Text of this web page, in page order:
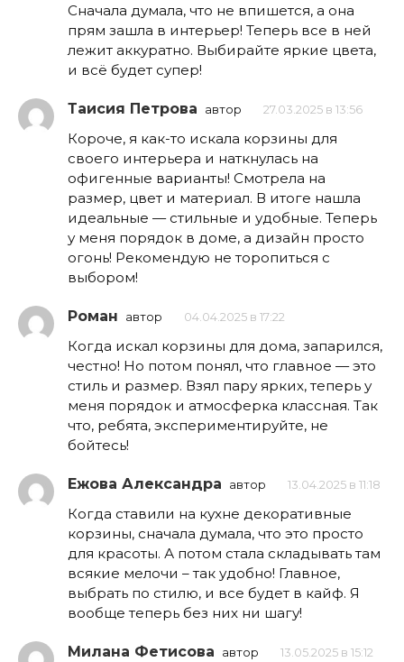
Сначала думала, что не впишется, а она
прям зашла в интерьер! Теперь все в ней
лежит аккуратно. Выбирайте яркие цвета,
и всё будет супер!
Таисия Петрова автор 27.03.2025 в 13:56
Короче, я как-то искала корзины для
своего интерьера и наткнулась на
офигенные варианты! Смотрела на
размер, цвет и материал. В итоге нашла
идеальные — стильные и удобные. Теперь
у меня порядок в доме, а дизайн просто
огонь! Рекомендую не торопиться с
выбором!
Роман автор 04.04.2025 в 17:22
Когда искал корзины для дома, запарился,
честно! Но потом понял, что главное — это
стиль и размер. Взял пару ярких, теперь у
меня порядок и атмосферка классная. Так
что, ребята, экспериментируйте, не
бойтесь!
Ежова Александра автор 13.04.2025 в 11:18
Когда ставили на кухне декоративные
корзины, сначала думала, что это просто
для красоты. А потом стала складывать там
всякие мелочи – так удобно! Главное,
выбрать по стилю, и все будет в кайф. Я
вообще теперь без них ни шагу!
Милана Фетисова автор 13.05.2025 в 15:12